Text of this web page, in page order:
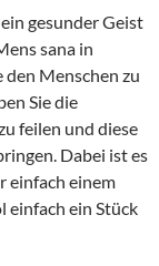
gesunder Geist
sana in
den Menschen zu
Sie die
feilen und diese
Dabei ist es
einfach einem
einfach ein Stück